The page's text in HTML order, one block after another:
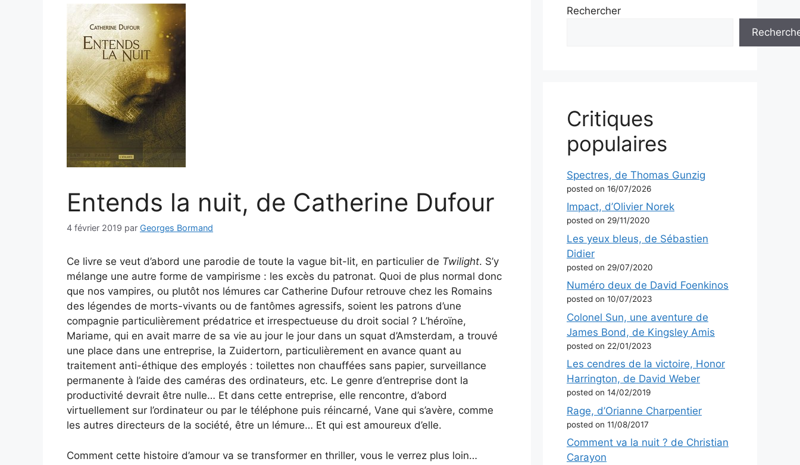
Entends la nuit, de Catherine Dufour
4 février 2019 par Georges Bormand
Ce livre se veut d’abord une parodie de toute la vague bit-lit, en particulier de Twilight. S’y
mélange une autre forme de vampirisme : les excès du patronat. Quoi de plus normal donc
que nos vampires, ou plutôt nos lémures car Catherine Dufour retrouve chez les Romains
des légendes de morts-vivants ou de fantômes agressifs, soient les patrons d’une
compagnie particulièrement prédatrice et irrespectueuse du droit social ? L’héroïne,
Mariame, qui en avait marre de sa vie au jour le jour dans un squat d’Amsterdam, a trouvé
une place dans une entreprise, la Zuidertorn, particulièrement en avance quant au
traitement anti-éthique des employés : toilettes non chauffées sans papier, surveillance
permanente à l’aide des caméras des ordinateurs, etc. Le genre d’entreprise dont la
productivité devrait être nulle… Et dans cette entreprise, elle rencontre, d’abord
virtuellement sur l’ordinateur ou par le téléphone puis réincarné, Vane qui s’avère, comme
les autres directeurs de la société, être un lémure… Et qui est amoureux d’elle.
Comment cette histoire d’amour va se transformer en thriller, vous le verrez plus loin…
Rechercher
Critiques
populaires
Spectres, de Thomas Gunzig
posted on 16/07/2026
Impact, d’Olivier Norek
posted on 29/11/2020
Les yeux bleus, de Sébastien
Didier
posted on 29/07/2020
Numéro deux de David Foenkinos
posted on 10/07/2023
Colonel Sun, une aventure de
James Bond, de Kingsley Amis
posted on 22/01/2023
Les cendres de la victoire, Honor
Harrington, de David Weber
posted on 14/02/2019
Rage, d’Orianne Charpentier
posted on 11/08/2017
Comment va la nuit ? de Christian
Carayon